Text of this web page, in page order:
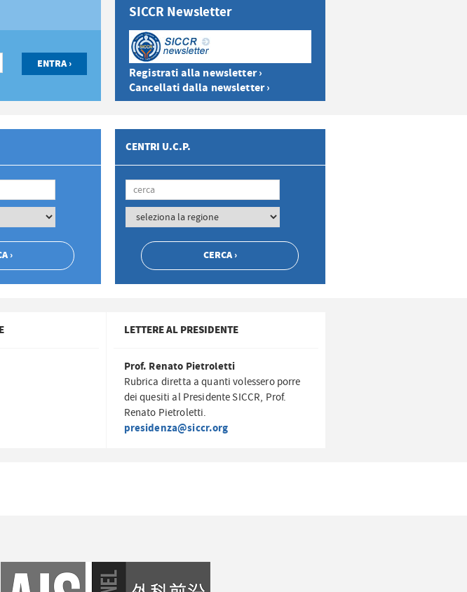
SICCR Newsletter
Registrati alla newsletter ›
Cancellati dalla newsletter ›
CENTRI U.C.P.
LETTERE AL PRESIDENTE
Prof. Renato Pietroletti
Rubrica diretta a quanti volessero porre
dei quesiti al Presidente SICCR, Prof.
Renato Pietroletti.
presidenza@siccr.org